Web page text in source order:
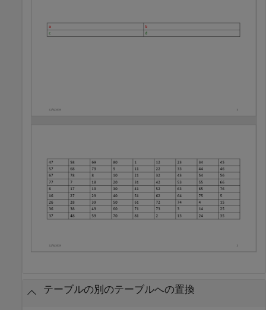
テーブルの別のテーブルへの置換